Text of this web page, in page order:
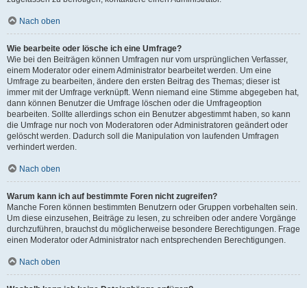
Nach oben
Wie bearbeite oder lösche ich eine Umfrage?
Wie bei den Beiträgen können Umfragen nur vom ursprünglichen Verfasser,
einem Moderator oder einem Administrator bearbeitet werden. Um eine
Umfrage zu bearbeiten, ändere den ersten Beitrag des Themas; dieser ist
immer mit der Umfrage verknüpft. Wenn niemand eine Stimme abgegeben hat,
dann können Benutzer die Umfrage löschen oder die Umfrageoption
bearbeiten. Sollte allerdings schon ein Benutzer abgestimmt haben, so kann
die Umfrage nur noch von Moderatoren oder Administratoren geändert oder
gelöscht werden. Dadurch soll die Manipulation von laufenden Umfragen
verhindert werden.
Nach oben
Warum kann ich auf bestimmte Foren nicht zugreifen?
Manche Foren können bestimmten Benutzern oder Gruppen vorbehalten sein.
Um diese einzusehen, Beiträge zu lesen, zu schreiben oder andere Vorgänge
durchzuführen, brauchst du möglicherweise besondere Berechtigungen. Frage
einen Moderator oder Administrator nach entsprechenden Berechtigungen.
Nach oben